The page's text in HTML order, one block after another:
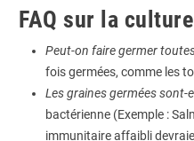
FAQ sur la
Peut-on faire germer
fois germées, comme les
Les graines germées sont-
bactérienne (Exemple :
immunitaire affaibli